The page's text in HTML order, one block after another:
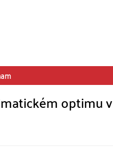
optimu v